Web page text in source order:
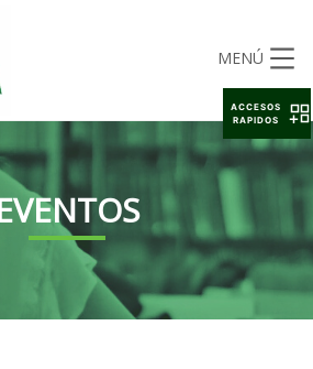
MENÚ
ACCESOS
RAPIDOS